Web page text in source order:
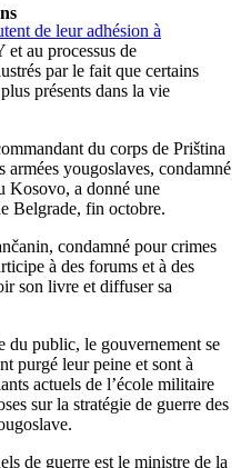
de leur adhésion à
et au processus de
par le fait que certains
présents dans la vie
du corps de Priština
armées yougoslaves, condamné
Kosovo, a donné une
Belgrade, fin octobre.
condamné pour crimes
à des forums et à des
son livre et diffuser sa
du public, le gouvernement se
purgé leur peine et sont à
actuels de l’école militaire
sur la stratégie de guerre des
de guerre est le ministre de la